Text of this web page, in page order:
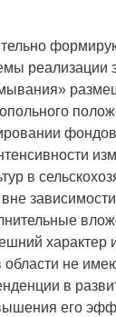
реализации
в
характер
не
в
его